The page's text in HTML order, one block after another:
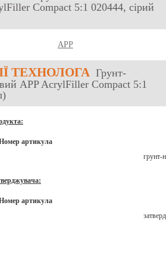
Compact 5:1 020444, сірий
APP
ТЕХНОЛОГА Грунт-
APP AcrylFiller Compact 5:1
артикула
грунт-
артикула